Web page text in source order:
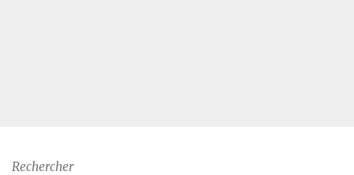
Rechercher